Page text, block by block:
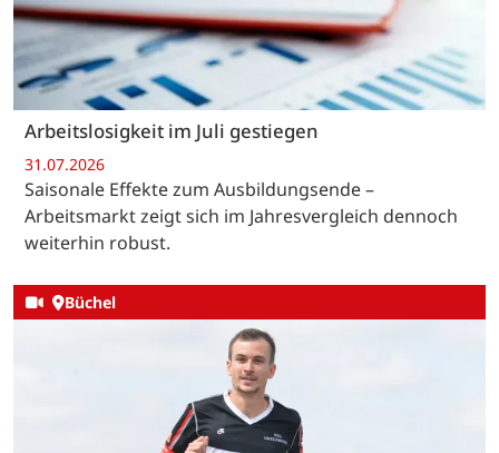
Arbeitslosigkeit im Juli gestiegen
31.07.2026
Saisonale Effekte zum Ausbildungsende –
Arbeitsmarkt zeigt sich im Jahresvergleich dennoch
weiterhin robust.
Büchel